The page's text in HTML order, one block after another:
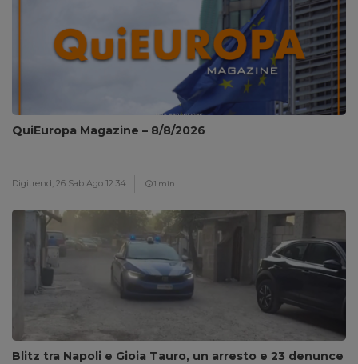
QuiEuropa Magazine – 8/8/2026
Digitrend, 26 Sab Ago 12:34 1 min
Blitz tra Napoli e Gioia Tauro, un arresto e 23 denunce